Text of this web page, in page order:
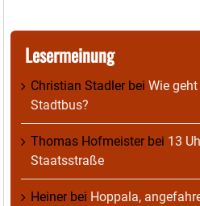
Lesermeinung
Christian Stadlerbei Wie
Stadtbus?
Thomas Hofmeisterbei 13
Staatsstraße
Heinerbei Hoppala,